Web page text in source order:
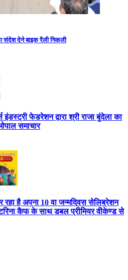
संदेश देने बाइक रैली निकली
फेडरेशन द्वारा श्री राजा बुंदेला का
समाचार
रहा है अपना 10 वा जन्मदिवस सेलिब्रेशन
कैफ के साथ डबल प्रीमियर वीकेण्ड से